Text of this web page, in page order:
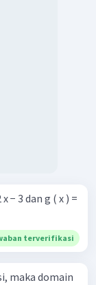
terverifikasi
maka domain